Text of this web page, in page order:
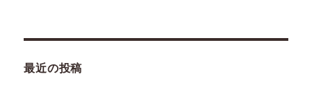
ナ
ビ
最近の投稿